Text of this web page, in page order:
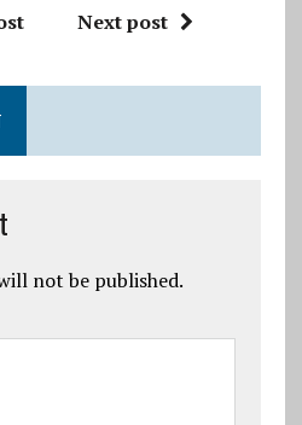
Next post
not be published.